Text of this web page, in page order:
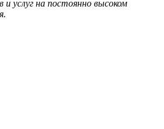
услуг на постоянно высоком